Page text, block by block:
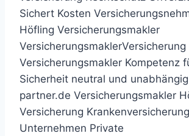
Sichert Kosten
Höfling Versicherungsmakler
VersicherungsmaklerVersicherung
Versicherungsmakler Kompetenz
Sicherheit neutral und
partner.de Versicherungsmakler
Versicherung Krankenversicherung
Unternehmen Private